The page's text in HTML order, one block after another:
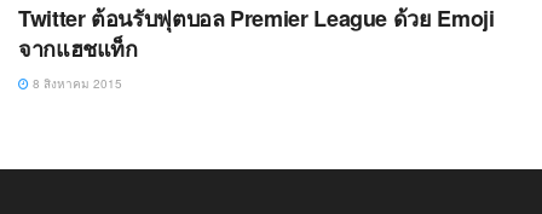
Twitter ต้อนรับฟุตบอล Premier League ด้วย Emoji
จากแฮชแท็ก
8 สิงหาคม 2015